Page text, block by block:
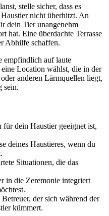
stelle sicher, dass es
nicht überhitzt. An
dein Tier unangenehm
hat. Eine überdachte Terrasse
Abhilfe schaffen.
empfindlich auf laute
Location wählst, die in der
anderen Lärmquellen liegt,
sein.
dein Haustier geeignet ist,
deines Haustieres, wenn du
Situationen, die das
in die Zeremonie integriert
der sich während der
kümmert.